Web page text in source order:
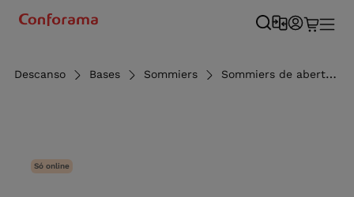
Descanso Bases Sommiers Sommiers de abertura lateral
Só online